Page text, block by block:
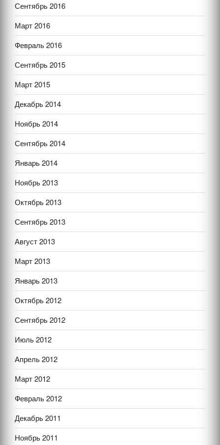
Сентябрь 2016
Март 2016
Февраль 2016
Сентябрь 2015
Март 2015
Декабрь 2014
Ноябрь 2014
Сентябрь 2014
Январь 2014
Ноябрь 2013
Октябрь 2013
Сентябрь 2013
Август 2013
Март 2013
Январь 2013
Октябрь 2012
Сентябрь 2012
Июль 2012
Апрель 2012
Март 2012
Февраль 2012
Декабрь 2011
Ноябрь 2011